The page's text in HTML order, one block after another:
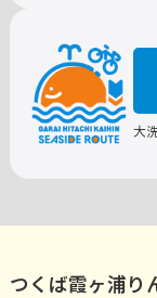
大
つくば霞ヶ浦